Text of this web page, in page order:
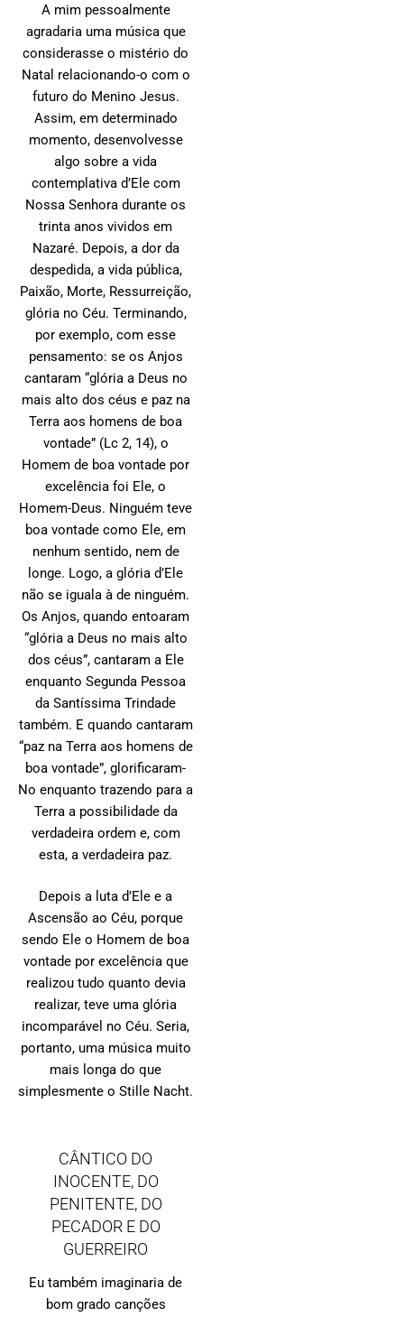
A mim pessoalmente
agradaria uma música que
considerasse o mistério do
Natal relacionando-o com o
futuro do Menino Jesus.
Assim, em determinado
momento, desenvolvesse
algo sobre a vida
contemplativa d’Ele com
Nossa Senhora durante os
trinta anos vividos em
Nazaré. Depois, a dor da
despedida, a vida pública,
Paixão, Morte, Ressurreição,
glória no Céu. Terminando,
por exemplo, com esse
pensamento: se os Anjos
cantaram “glória a Deus no
mais alto dos céus e paz na
Terra aos homens de boa
vontade” (Lc 2, 14), o
Homem de boa vontade por
excelência foi Ele, o
Homem-Deus. Ninguém teve
boa vontade como Ele, em
nenhum sentido, nem de
longe. Logo, a glória d’Ele
não se iguala à de ninguém.
Os Anjos, quando entoaram
“glória a Deus no mais alto
dos céus”, cantaram a Ele
enquanto Segunda Pessoa
da Santíssima Trindade
também. E quando cantaram
“paz na Terra aos homens de
boa vontade”, glorificaram-
No enquanto trazendo para a
Terra a possibilidade da
verdadeira ordem e, com
esta, a verdadeira paz.
Depois a luta d’Ele e a
Ascensão ao Céu, porque
sendo Ele o Homem de boa
vontade por excelência que
realizou tudo quanto devia
realizar, teve uma glória
incomparável no Céu. Seria,
portanto, uma música muito
mais longa do que
simplesmente o Stille Nacht.
CÂNTICO DO
INOCENTE, DO
PENITENTE, DO
PECADOR E DO
GUERREIRO
Eu também imaginaria de
bom grado canções